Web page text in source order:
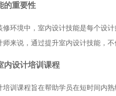
的重要性
修环境中，室内设计技能是每个设
来说，通过提升室内设计技能，
内设计培训课程
训课程旨在帮助学员在短时间内